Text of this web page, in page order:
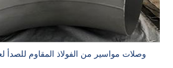
وصلات مواسير من الفولاذ المقاوم للصدأ